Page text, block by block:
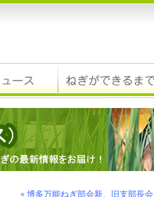
« 博多万能ねぎ部会新、旧支部長会